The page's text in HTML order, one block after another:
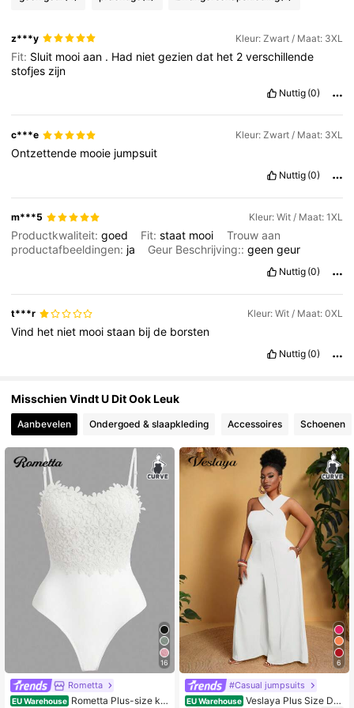
4.84 450K Volgers
4.84 450K Volgers
4.84 450K Volgers
4.84 450K Volgers
z***y Kleur: Zwart / Maat: 3XL
Fit: Sluit mooiaan . Had nietgeziendat het 2verschillende
stofjes zijn
Nuttig (0)
c***e Kleur: Zwart / Maat: 3XL
Ontzettende mooie jumpsuit
Nuttig (0)
m***5 Kleur: Wit / Maat: 1XL
Productkwaliteit:goed Fit:staat mooi
Trouw aan
productafbeeldingen: ja Geur Beschrijving::geengeur
Nuttig (0)
t***r Kleur: Wit / Maat: 0XL
Vind het niet mooistaan bijde borsten
Nuttig (0)
Misschien Vindt U Dit Ook Leuk
Aanbevelen Ondergoed & slaapkleding Accessoires Schoenen
16
Rometta
EU Warehouse Rometta Plus-size ka
6
#Casual jumpsuits
EU Warehouse Veslaya Plus Size Da